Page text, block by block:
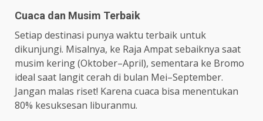
Cuaca dan Musim Terbaik
Setiap destinasi punya waktu terbaik untuk
dikunjungi. Misalnya, ke Raja Ampat sebaiknya saat
musim kering (Oktober–April), sementara ke Bromo
ideal saat langit cerah di bulan Mei–September.
Jangan malas riset! Karena cuaca bisa menentukan
80% kesuksesan liburanmu.